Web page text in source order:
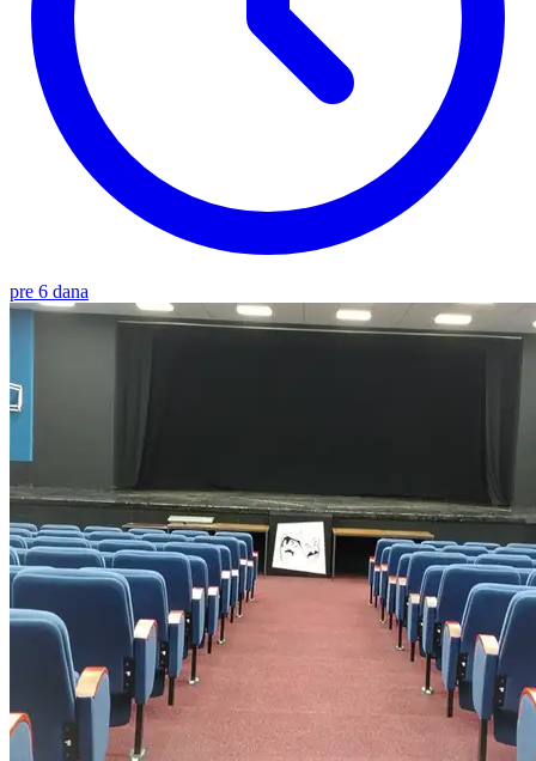
pre 6 dana